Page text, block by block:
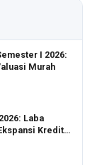
I 2026:
Murah
Laba
Kredit